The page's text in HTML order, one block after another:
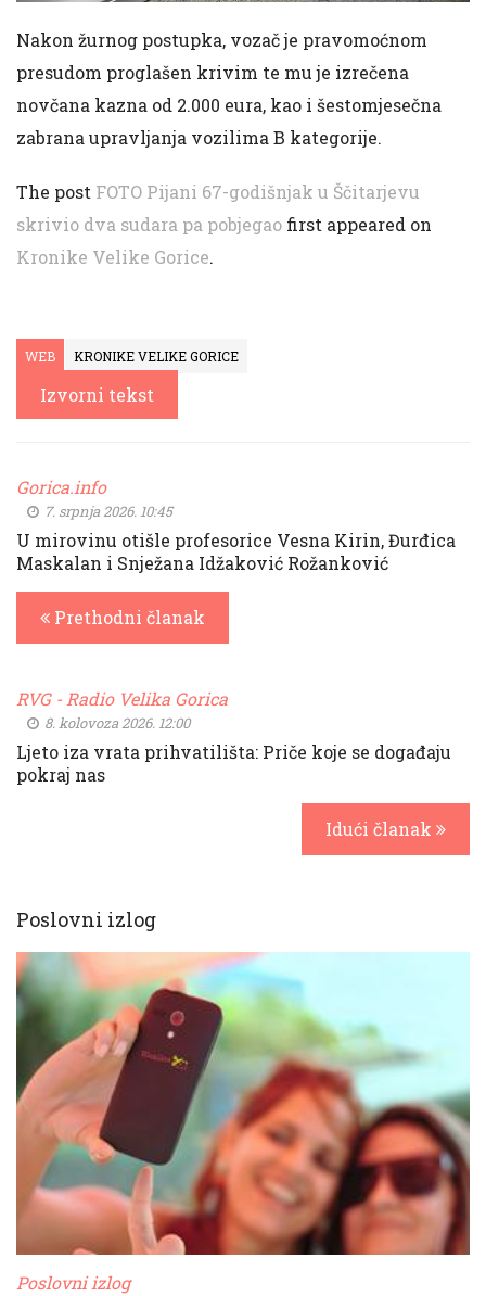
Nakon žurnog postupka, vozač je pravomoćnom
presudom proglašen krivim te mu je izrečena
novčana kazna od 2.000 eura, kao i šestomjesečna
zabrana upravljanja vozilima B kategorije.
The post FOTO Pijani 67-godišnjak u Ščitarjevu
skrivio dva sudara pa pobjegao first appeared on
Kronike Velike Gorice.
WEB KRONIKE VELIKE GORICE
Izvorni tekst
Gorica.info
7. srpnja 2026. 10:45
U mirovinu otišle profesorice Vesna Kirin, Đurđica
Maskalan i Snježana Idžaković Rožanković
Prethodni članak
RVG - Radio Velika Gorica
8. kolovoza 2026. 12:00
Ljeto iza vrata prihvatilišta: Priče koje se događaju
pokraj nas
Idući članak
Poslovni izlog
Poslovni izlog